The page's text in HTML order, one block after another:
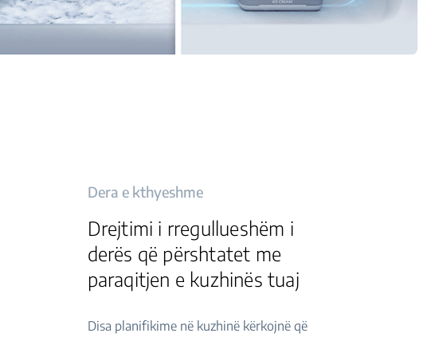
Dera e kthyeshme
Drejtimi i rregullueshëm i
derës që përshtatet me
paraqitjen e kuzhinës tuaj
Disa planifikime në kuzhinë kërkojnë që